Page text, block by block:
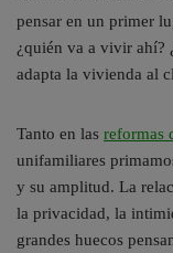
pensar en un primer
¿quién va a vivir ahí?
adapta la vivienda al
Tanto en las reformas
unifamiliares
y su amplitud. La
la privacidad, la
grandes huecos